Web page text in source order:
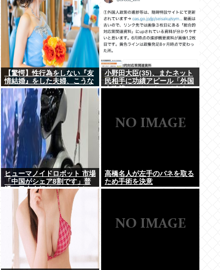
【驚愕】性行為をしない『友
情結婚』をした夫婦、こうな
る⇒･･･！！！
小野田大臣(35)、またネット
民相手に功績アピール「外国
人政策ちゃんとやってます」
ヒューマノイドロボット 市場
「中国がシェア8割です」普
通の日本人怒りのフェイクニ
ュース認定へ…
高橋名人が左手のバネを取る
ため手術を決意